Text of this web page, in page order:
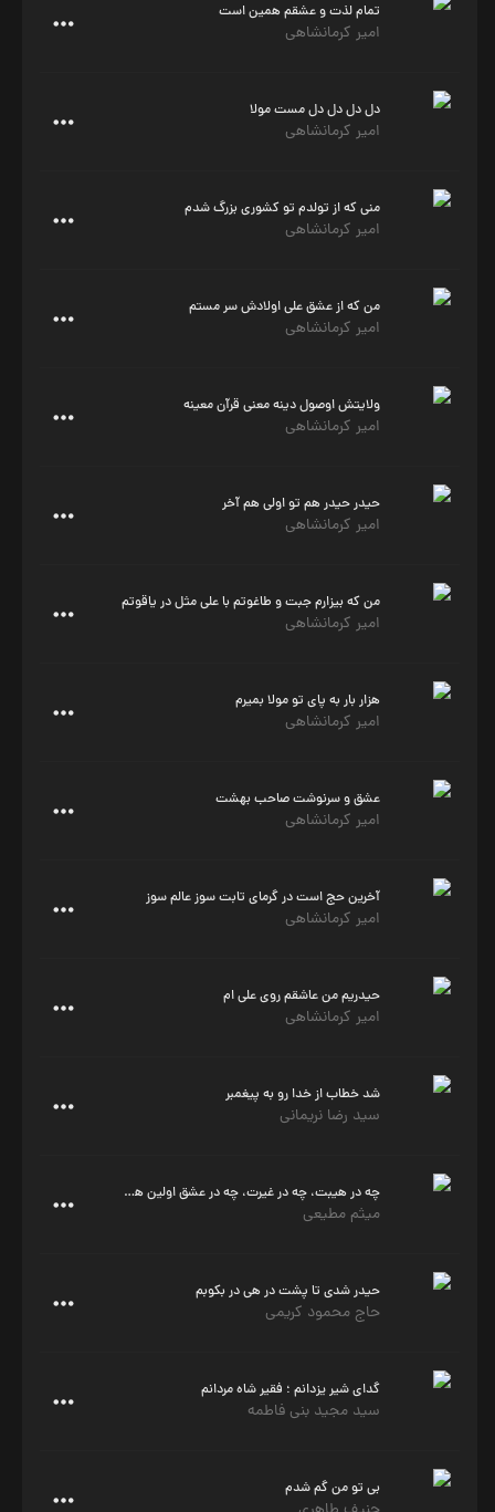
تمام لذت و عشقم همین است
امیر کرمانشاهی
دل دل دل دل مست مولا
امیر کرمانشاهی
منی که از تولدم تو کشوری بزرگ شدم
امیر کرمانشاهی
من که از عشق علی اولادش سر مستم
امیر کرمانشاهی
ولایتش اوصول دینه معنی قرآن معینه
امیر کرمانشاهی
حیدر حیدر هم تو اولی هم آخر
امیر کرمانشاهی
من که بیزارم جبت و طاغوتم با علی مثل در یاقوتم
امیر کرمانشاهی
هزار بار به پای تو مولا بمیرم
امیر کرمانشاهی
عشق و سرنوشت صاحب بهشت
امیر کرمانشاهی
آخرین حج است در گرمای تابت سوز عالم سوز
امیر کرمانشاهی
حیدریم من عاشقم روی علی ام
امیر کرمانشاهی
شد خطاب از خدا رو به پیغمبر
سید رضا نریمانی
چه در هیبت، چه در غیرت، چه در عشق اولین هستی
میثم مطیعی
حیدر شدی تا پشت در هی در بکوبم
حاج محمود کریمی
گدای شیر یزدانم ؛ فقیر شاه مردانم
سید مجید بنی فاطمه
بی تو من گم شدم